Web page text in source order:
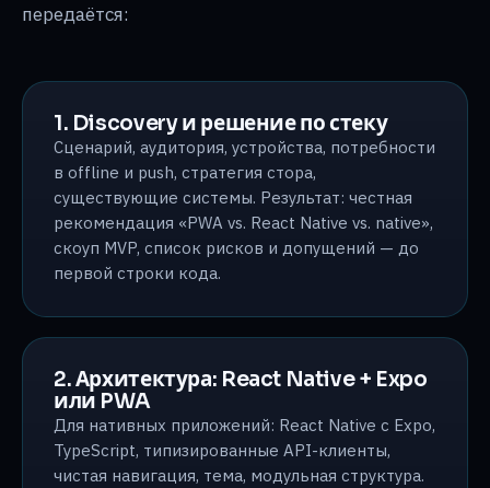
передаётся:
1. Discovery и решение по стеку
Сценарий, аудитория, устройства, потребности
в offline и push, стратегия стора,
существующие системы. Результат: честная
рекомендация «PWA vs. React Native vs. native»,
скоуп MVP, список рисков и допущений — до
первой строки кода.
2. Архитектура: React Native + Expo
или PWA
Для нативных приложений: React Native с Expo,
TypeScript, типизированные API-клиенты,
чистая навигация, тема, модульная структура.